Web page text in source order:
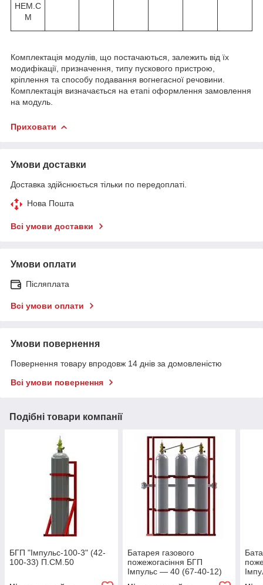
НЕМ.С
М
Комплектація модулів, що постачаються, залежить від їх
модифікації, призначення, типу пускового пристрою,
кріплення та способу подавання вогнегасної речовини.
Комплектація визначається на етапі оформлення замовлення
на модуль.
Приховати
Умови доставки
Доставка здійснюється тільки по передоплаті.
Нова Пошта
Всі умови доставки
Умови оплати
Післяплата
Всі умови оплати
Умови повернення
Повернення товару впродовж 14 днів за домовленістю
Всі умови повернення
Подібні товари компанії
БГП "Імпульс-100-3" (42-
100-33) П.СМ.50
Батарея газового
пожежогасіння БГП
Імпульс — 40 (67-40-12)